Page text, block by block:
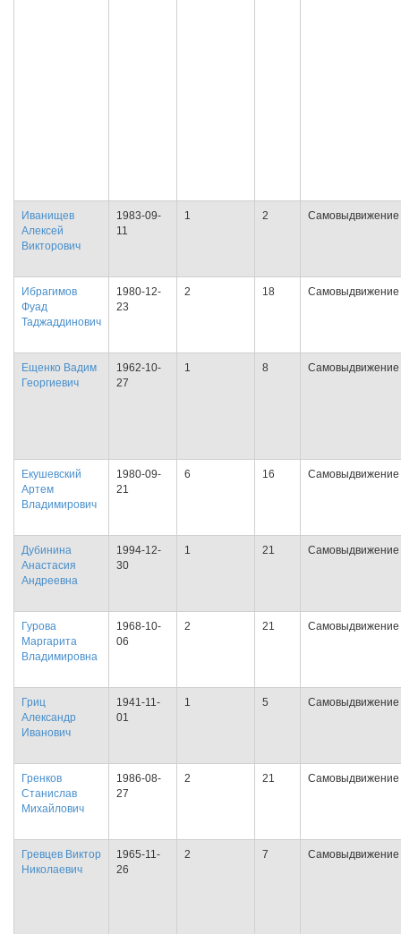
Иванищев
Алексей
Викторович
1983-09-
11
1 2 Самовыдвижение
Ибрагимов
Фуад
Таджаддинович
1980-12-
23
2 18 Самовыдвижение
Ещенко Вадим
Георгиевич
1962-10-
27
1 8 Самовыдвижение
Екушевский
Артем
Владимирович
1980-09-
21
6 16 Самовыдвижение
Дубинина
Анастасия
Андреевна
1994-12-
30
1 21 Самовыдвижение
Гурова
Маргарита
Владимировна
1968-10-
06
2 21 Самовыдвижение
Гриц
Александр
Иванович
1941-11-
01
1 5 Самовыдвижение
Гренков
Станислав
Михайлович
1986-08-
27
2 21 Самовыдвижение
Гревцев Виктор
Николаевич
1965-11-
26
2 7 Самовыдвижение